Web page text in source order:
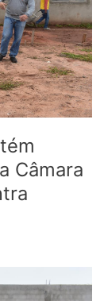
Câmara